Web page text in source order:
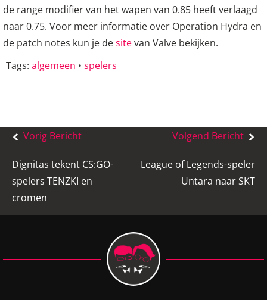
de range modifier van het wapen van 0.85 heeft verlaagd
naar 0.75. Voor meer informatie over Operation Hydra en
de patch notes kun je desitevan Valve bekijken.
Tags: algemeen • spelers
Bericht
Vorig Bericht
Dignitas tekent CS:GO-
spelers TENZKI en
cromen
Volgend Bericht
League of Legends-speler
Untara naar SKT